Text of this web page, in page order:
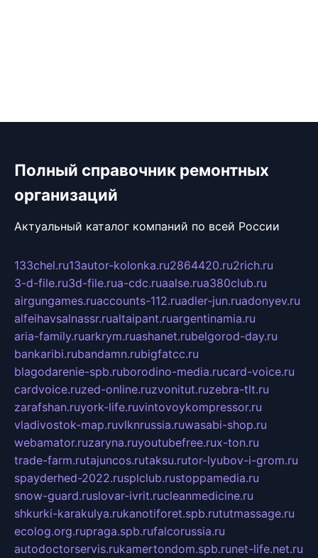
Полный справочник ремонтных
организаций
Актуальный каталог компаний по всей России
133chel.ru13autor-kolonka.ru2864420.ru2rich.ru
3-d-file.ru3d-file.rua-cdc.ruaalse.rua380club.ru
airgungames.ruaccounts-112.ruadler-jun.ruadonyev.ru
alfeihavsalnassr.rualtaipant.ruargentinamia.ru
aria-family.ruarkrym.ruashanet.rubelgorod-day.ru
bankaribi.rubandamn.rubigfatcc.ru
blagodarenie-spb.ruborodino-media.rucard-voice.ru
cardvoice.ruzed-online.ruzvonitut.ruzebra-tlt.ru
zarafshan.ruyork-life.ruvintovoykompressor.ru
vladivostok-map.ruvlknrussia.ruwasabi-shop.ru
webamator.ruzaryna.ruyoutubefree.rux-ton.ru
trade-farm.rutajuncos.rutaksu.rutor-lyubov-i-grom.ru
spayderhed-2022.rusplclub.rustoppamedia.ru
snow-guard.ruslovar-ivrit.rucleanmedicine.ru
shkurki-karakulya.rukanotiforet.spb.rututmassage.ru
ecolog.org.rupraga.spb.rufalcorussia.ru
autodoctorservis.rukamertondom.spb.runet-life.net.ru